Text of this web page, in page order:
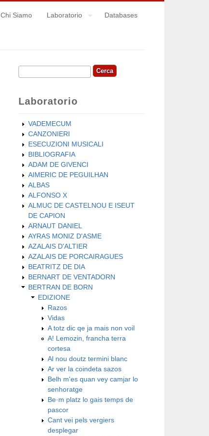
Chi Siamo Laboratorio Databases
Form di ricerca
Cerca
Laboratorio
VADEMECUM
CANZONIERI
ESECUZIONI MUSICALI
BIBLIOGRAFIA
ADAM DE GIVENCI
AIMERIC DE PEGUILHAN
ALBAS
ALFONSO X
ALMUC DE CASTELNOU E ISEUT
DE CAPION
ARNAUT DANIEL
AYRAS MONIZ D'ASME
AZALAIS D'ALTIER
AZALAIS DE PORCAIRAGUES
BEATRITZ DE DIA
BERNART DE VENTADORN
BERTRAN DE BORN
EDIZIONE
Razos
Vidas
A totz dic qe ja mais non voil
A! Lemozin, francha terra
cortesa
Al nou doutz termini blanc
Ar ver la coindeta sazos
Belh m'es quan vey camjar lo
senhoratge
Be·m platz lo gais temps de
pascor
Cant vei pels vergiers
desplegar